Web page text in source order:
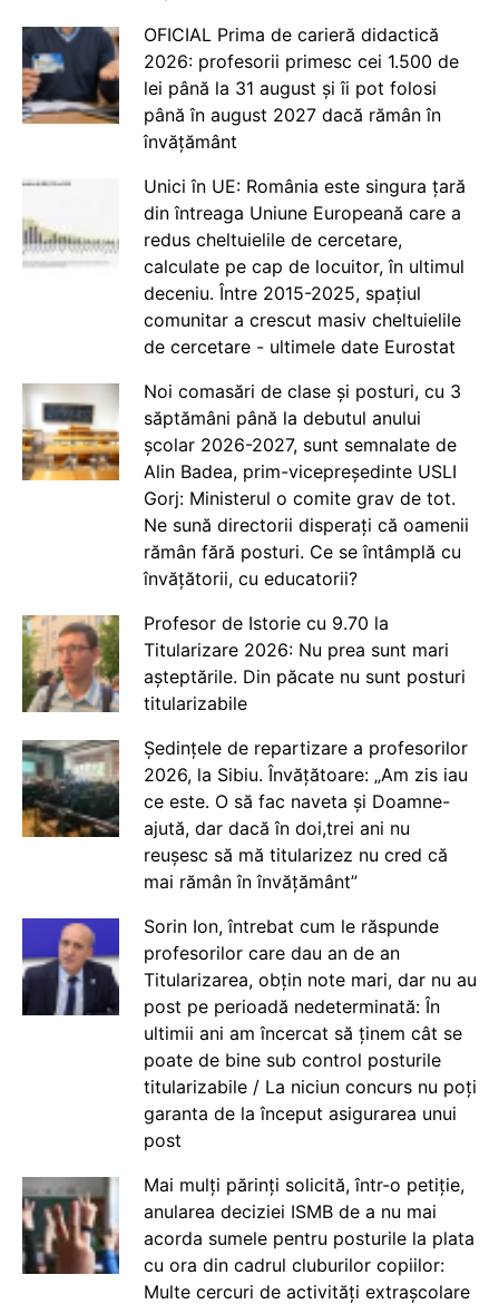
OFICIAL Prima de carieră didactică
2026: profesorii primesc cei 1.500 de
lei până la 31 august și îi pot folosi
până în august 2027 dacă rămân în
învățământ
Unici în UE: România este singura țară
din întreaga Uniune Europeană care a
redus cheltuielile de cercetare,
calculate pe cap de locuitor, în ultimul
deceniu. Între 2015-2025, spațiul
comunitar a crescut masiv cheltuielile
de cercetare - ultimele date Eurostat
Noi comasări de clase și posturi, cu 3
săptămâni până la debutul anului
școlar 2026-2027, sunt semnalate de
Alin Badea, prim-vicepreședinte USLI
Gorj: Ministerul o comite grav de tot.
Ne sună directorii disperați că oamenii
rămân fără posturi. Ce se întâmplă cu
învățătorii, cu educatorii?
Profesor de Istorie cu 9.70 la
Titularizare 2026: Nu prea sunt mari
așteptările. Din păcate nu sunt posturi
titularizabile
Ședințele de repartizare a profesorilor
2026, la Sibiu. Învățătoare: „Am zis iau
ce este. O să fac naveta și Doamne-
ajută, dar dacă în doi,trei ani nu
reușesc să mă titularizez nu cred că
mai rămân în învățământ”
Sorin Ion, întrebat cum le răspunde
profesorilor care dau an de an
Titularizarea, obțin note mari, dar nu au
post pe perioadă nedeterminată: În
ultimii ani am încercat să ținem cât se
poate de bine sub control posturile
titularizabile / La niciun concurs nu poți
garanta de la început asigurarea unui
post
Mai mulți părinți solicită, într-o petiție,
anularea deciziei ISMB de a nu mai
acorda sumele pentru posturile la plata
cu ora din cadrul cluburilor copiilor:
Multe cercuri de activități extrașcolare